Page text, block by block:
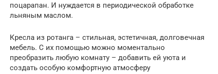
поцарапан. И нуждается в периодической обработке
льняным маслом.
Кресла из ротанга – стильная, эстетичная, долговечная
мебель. С их помощью можно моментально
преобразить любую комнату – добавить ей уюта и
создать особую комфортную атмосферу